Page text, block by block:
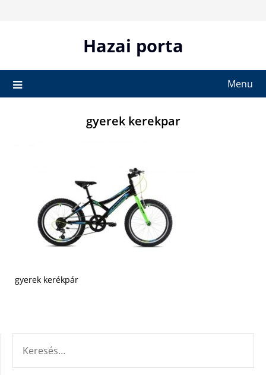
Hazai porta
Menu
gyerek kerekpar
gyerek kerékpár